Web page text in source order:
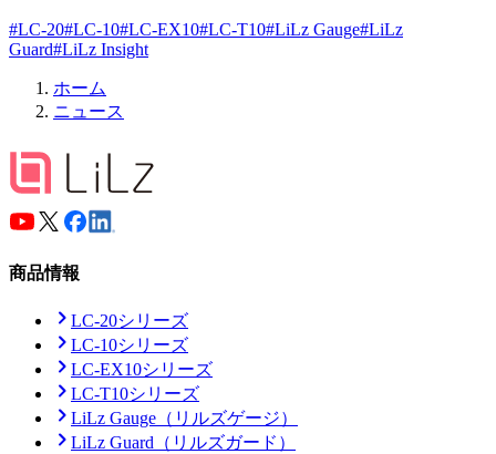
#LC-20#LC-10#LC-EX10#LC-T10#LiLz Gauge#LiLz
Guard#LiLz Insight
ホーム
ニュース
商品情報
LC-20シリーズ
LC-10シリーズ
LC-EX10シリーズ
LC-T10シリーズ
LiLz Gauge （リルズゲージ）
LiLz Guard （リルズガード）